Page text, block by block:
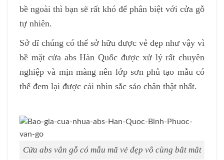
bề ngoài thì bạn sẽ rất khó để phân biệt với cửa gỗ
tự nhiên.
Sở dĩ chúng có thể sở hữu được vẻ đẹp như vậy vì
bề mặt cửa abs Hàn Quốc được xử lý rất chuyên
nghiệp và mịn màng nên lớp sơn phủ tạo mẫu có
thể đem lại được cái nhìn sắc sảo chân thật nhất.
Cửa abs vân gỗ có mẫu mã vẻ đẹp vô cùng bắt mắt